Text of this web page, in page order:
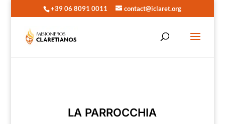
+39 06 8091 0011 contact@iclaret.org
LA PARROCCHIA